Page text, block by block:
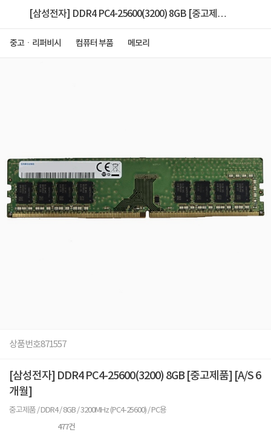
[삼성전자] DDR4 PC4-25600(3200) 8GB [중고제품]
중고ㆍ리퍼비시 컴퓨터 부품 메모리
상품번호871557
[삼성전자] DDR4 PC4-25600(3200) 8GB [중고제품] [A/S 6
개월]
중고제품 / DDR4 / 8GB / 3200MHz (PC4-25600) / PC용
477건